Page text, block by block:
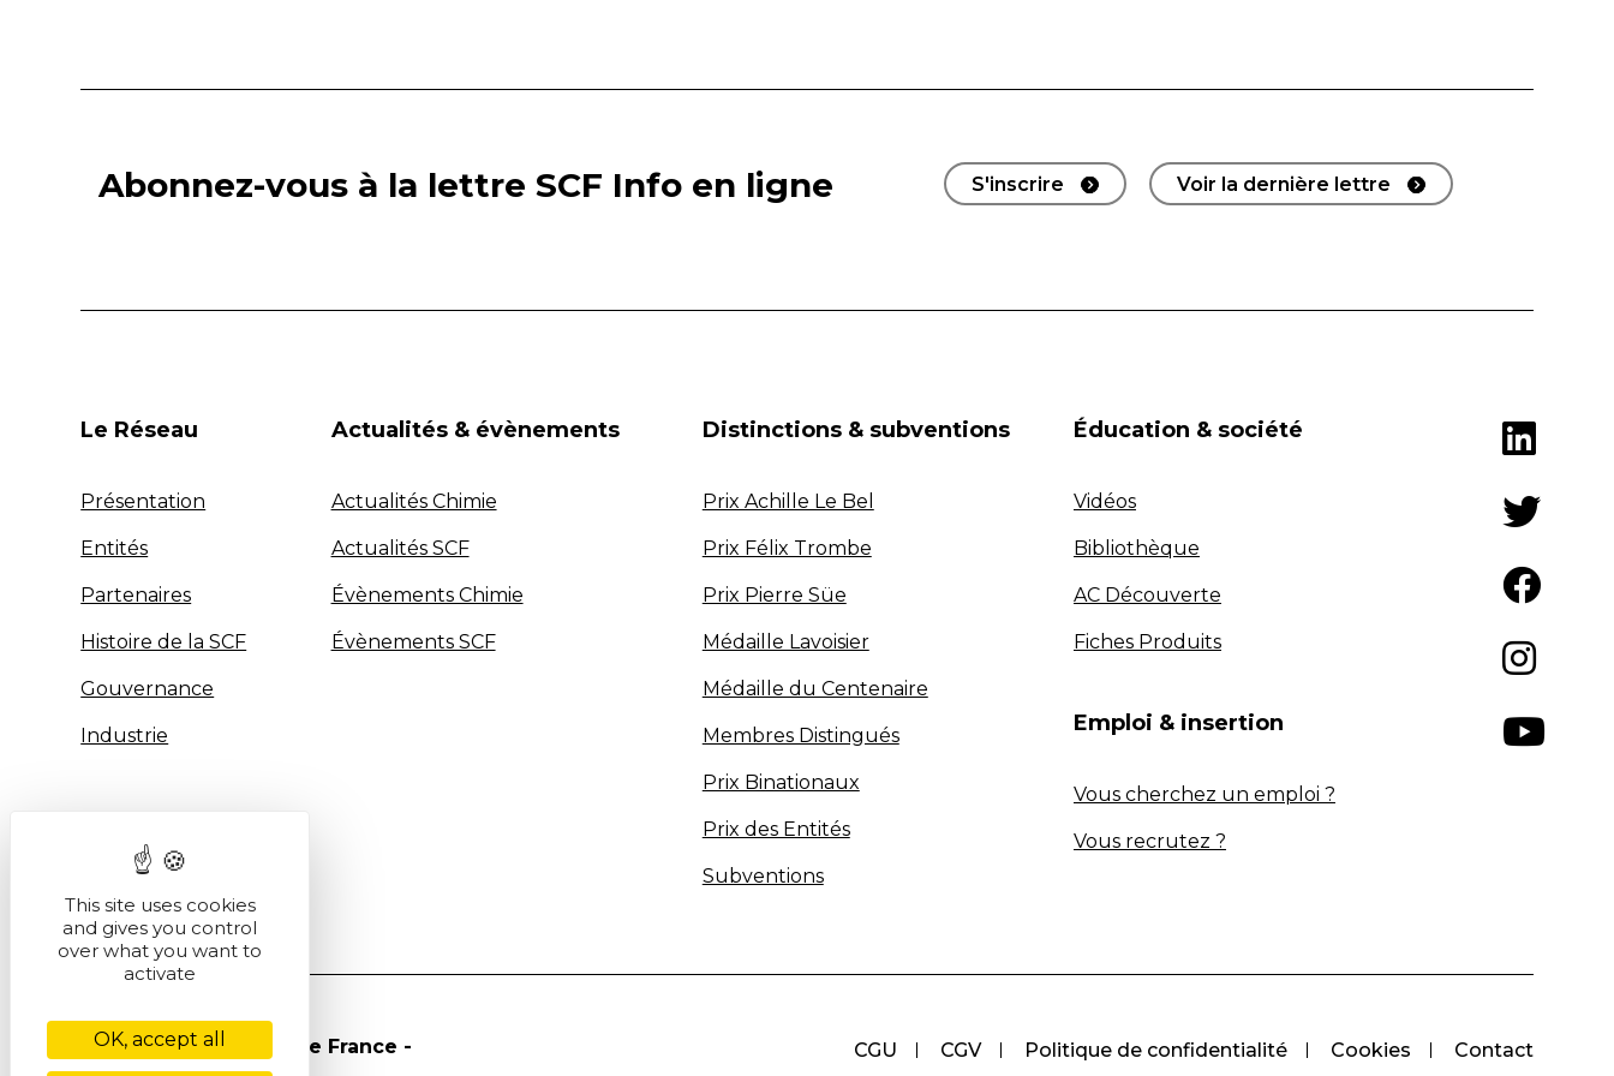
Abonnez-vous à la lettre SCF Info en ligne S'inscrire Voir la dernière lettre
Le Réseau
Présentation
Entités
Partenaires
Histoire de la SCF
Gouvernance
Industrie
Actualités & évènements
Actualités Chimie
Actualités SCF
Évènements Chimie
Évènements SCF
Distinctions & subventions
Prix Achille Le Bel
Prix Félix Trombe
Prix Pierre Süe
Médaille Lavoisier
Médaille du Centenaire
Membres Distingués
Prix Binationaux
Prix des Entités
Subventions
Éducation & société
Vidéos
Bibliothèque
AC Découverte
Fiches Produits
Emploi & insertion
Vous cherchez un emploi ?
Vous recrutez ?
CGU CGV Politique de confidentialité Cookies Contact
© Société Chimique de France -
This site uses cookies
and gives you control
over what you want to
activate
OK, accept all